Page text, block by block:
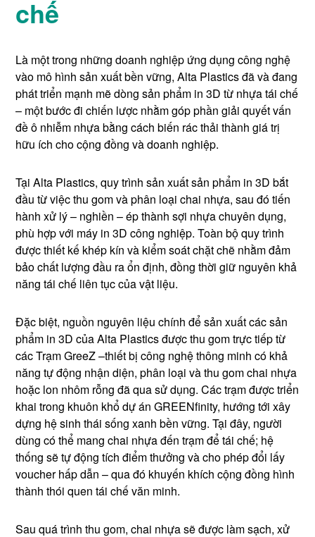
chế
Là một trong những doanh nghiệp ứng dụng công nghệ
vào mô hình sản xuất bền vững, Alta Plastics đã và đang
phát triển mạnh mẽ dòng sản phẩm in 3D từ nhựa tái chế
– một bước đi chiến lược nhằm góp phần giải quyết vấn
đề ô nhiễm nhựa bằng cách biến rác thải thành giá trị
hữu ích cho cộng đồng và doanh nghiệp.
Tại Alta Plastics, quy trình sản xuất sản phẩm in 3D bắt
đầu từ việc thu gom và phân loại chai nhựa, sau đó tiến
hành xử lý – nghiền – ép thành sợi nhựa chuyên dụng,
phù hợp với máy in 3D công nghiệp. Toàn bộ quy trình
được thiết kế khép kín và kiểm soát chặt chẽ nhằm đảm
bảo chất lượng đầu ra ổn định, đồng thời giữ nguyên khả
năng tái chế liên tục của vật liệu.
Đặc biệt, nguồn nguyên liệu chính để sản xuất các sản
phẩm in 3D của Alta Plastics được thu gom trực tiếp từ
các Trạm GreeZ –thiết bị công nghệ thông minh có khả
năng tự động nhận diện, phân loại và thu gom chai nhựa
hoặc lon nhôm rỗng đã qua sử dụng. Các trạm được triển
khai trong khuôn khổ dự án GREENfinity, hướng tới xây
dựng hệ sinh thái sống xanh bền vững. Tại đây, người
dùng có thể mang chai nhựa đến trạm để tái chế; hệ
thống sẽ tự động tích điểm thưởng và cho phép đổi lấy
voucher hấp dẫn – qua đó khuyến khích cộng đồng hình
thành thói quen tái chế văn minh.
Sau quá trình thu gom, chai nhựa sẽ được làm sạch, xử